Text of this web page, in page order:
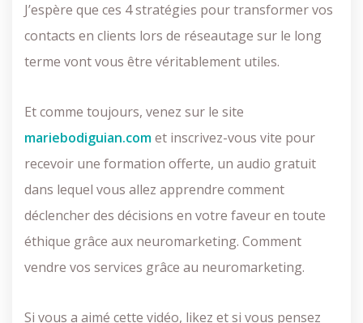
J’espère que ces 4 stratégies pour transformer vos
contacts en clients lors de réseautage sur le long
terme vont vous être véritablement utiles.
Et comme toujours, venez sur le site
mariebodiguian.comet inscrivez-vous vite pour
recevoir une formation offerte, un audio gratuit
dans lequel vous allez apprendre comment
déclencher des décisions en votre faveur en toute
éthique grâce aux neuromarketing. Comment
vendre vos services grâce au neuromarketing.
Si vous a aimé cette vidéo, likez et si vous pensez